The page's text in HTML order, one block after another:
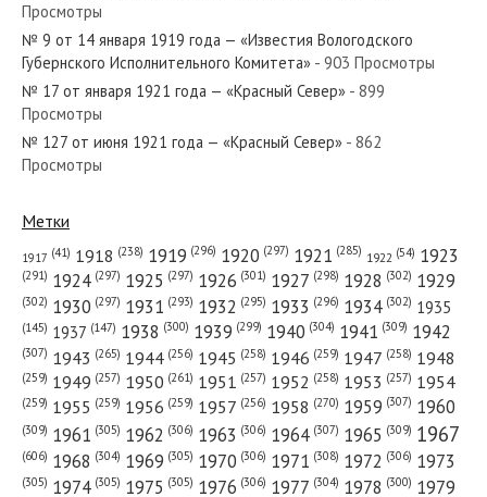
№ 21 от января 1963 года — «Красный Север»
№ 114 от мая 1922 года — «Красный Север»
№ 166 от июля 1931 года — «Красный Север»
№ 286 от декабря 1940 года — «Красный Север»
Просмотры
№ 9 от 14 января 1919 года — «Известия Вологодского
Губернского Исполнительного Комитета» - 903 Просмотры
№ 17 от января 1921 года — «Красный Север» - 899
Просмотры
№ 127 от июня 1921 года — «Красный Север» - 862
Просмотры
Метки
1917 (41) 1918 (238) 1919 (296) 1920 (297) 1921 (285) 1922 (54) 1923
(291) 1924 (297) 1925 (297) 1926 (301) 1927 (298) 1928 (302) 1929
(302) 1930 (297) 1931 (293) 1932 (295) 1933 (296) 1934 (302) 1935
(145) 1937 (147) 1938 (300) 1939 (299) 1940 (304) 1941 (309) 1942
(307) 1943 (265) 1944 (256) 1945 (258) 1946 (259) 1947 (258) 1948
(259) 1949 (257) 1950 (261) 1951 (257) 1952 (258) 1953 (257) 1954
(259) 1955 (259) 1956 (259) 1957 (256) 1958 (270) 1959 (307) 1960
(309) 1961 (305) 1962 (306) 1963 (306) 1964 (307) 1965 (309) 1967
(606) 1968 (304) 1969 (305) 1970 (306) 1971 (308) 1972 (306) 1973
(305) 1974 (305) 1975 (305) 1976 (306) 1977 (304) 1978 (300) 1979